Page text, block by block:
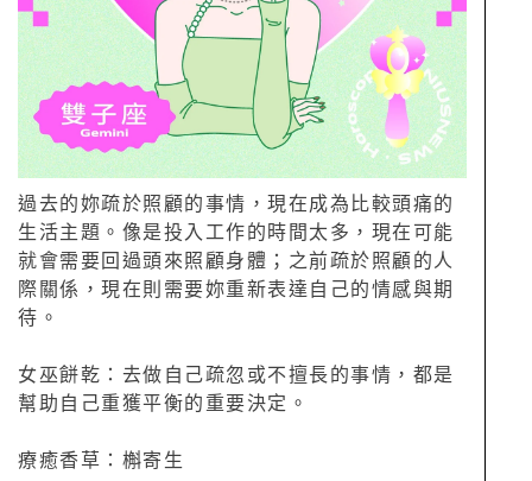
過去的妳疏於照顧的事情，現在成為比較頭痛的
生活主題。像是投入工作的時間太多，現在可能
就會需要回過頭來照顧身體；之前疏於照顧的人
際關係，現在則需要妳重新表達自己的情感與期
待。
女巫餅乾：去做自己疏忽或不擅長的事情，都是
幫助自己重獲平衡的重要決定。
療癒香草：槲寄生